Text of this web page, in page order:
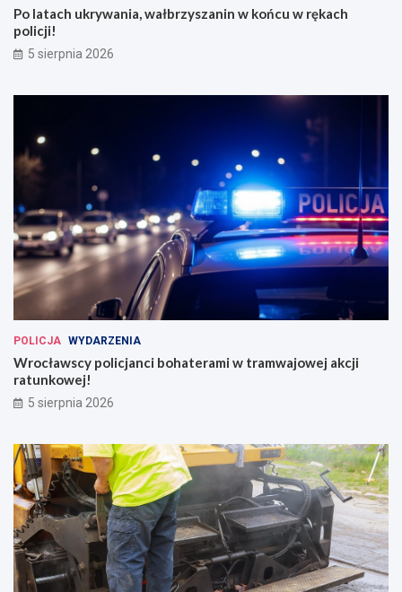
Po latach ukrywania, wałbrzyszanin w końcu w rękach
policji!
5 sierpnia 2026
POLICJA WYDARZENIA
Wrocławscy policjanci bohaterami w tramwajowej akcji
ratunkowej!
5 sierpnia 2026